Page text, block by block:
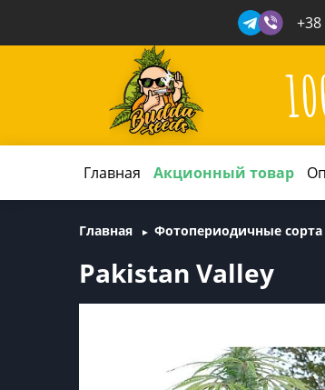
Главная Акционный товар
Главная Фотопериодичные сорта
Pakistan Valley